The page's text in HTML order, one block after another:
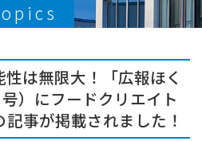
は無限大！「広報ほく
）にフードクリエイト
事が掲載されました！